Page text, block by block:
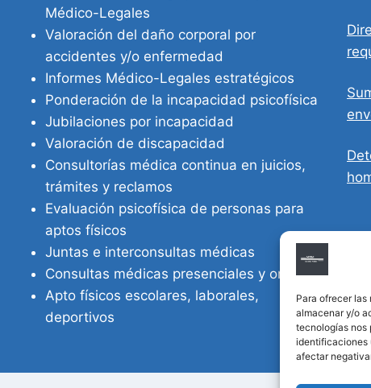
Para ofrecer
almacenar y/o
tecnologías nos
identificaciones
afectar
Médico-Legales
Valoración del daño corporal por
accidentes y/o enfermedad
Informes Médico-Legales estratégicos
Ponderación de la incapacidad psicofísica
Jubilaciones por incapacidad
Valoración de discapacidad
Consultorías médica continua en juicios,
trámites y reclamos
Evaluación psicofísica de personas para
aptos físicos
Juntas e interconsultas médicas
Consultas médicas presenciales y online
Apto físicos escolares, laborales,
deportivos